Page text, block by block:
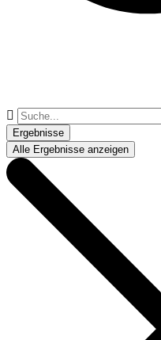
Suche
...Ergebnisse
Alle Ergebnisse anzeigen